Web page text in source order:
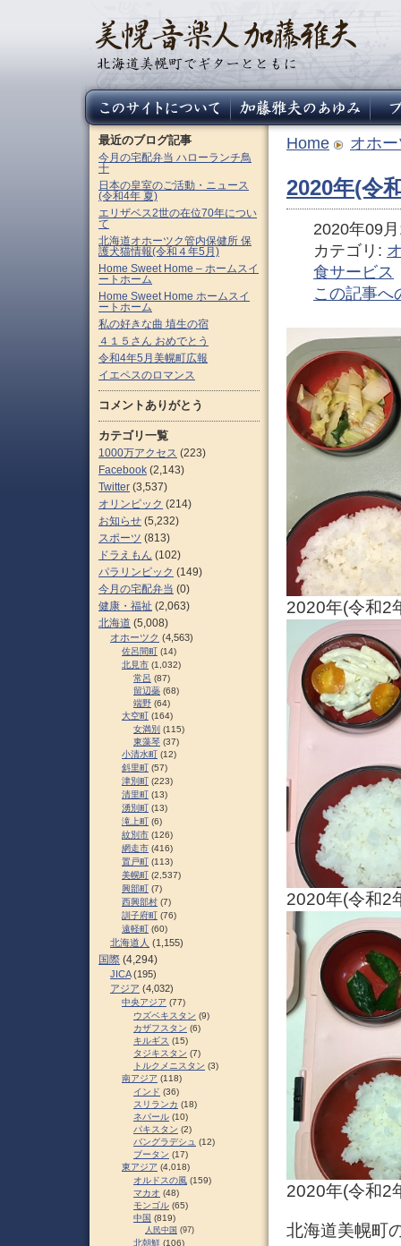
Home オホ
2020年(令
2020年09
カテゴリ:
食サービス
この記事へ
2020年(令和2
2020年(令和2
2020年(令和2
北海道美幌町
最近のブログ記事
今月の宅配弁当 ハローランチ鳥
十
日本の皇室のご活動・ニュース
(令和4年 夏)
エリザベス2世の在位70年につい
て
北海道オホーツク管内保健所 保
護犬猫情報(令和４年5月)
Home Sweet Home – ホームスイ
ートホーム
Home Sweet Home ホームスイ
ートホーム
私の好きな曲 埴生の宿
４１５さん おめでとう
令和4年5月美幌町広報
イエペスのロマンス
コメントありがとう
カテゴリ一覧
1000万アクセス (223)
Facebook (2,143)
Twitter (3,537)
オリンピック (214)
お知らせ (5,232)
スポーツ (813)
ドラえもん (102)
パラリンピック (149)
今月の宅配弁当 (0)
健康・福祉 (2,063)
北海道 (5,008)
オホーツク (4,563)
佐呂間町 (14)
北見市 (1,032)
常呂 (87)
留辺蘂 (68)
端野 (64)
大空町 (164)
女満別 (115)
東藻琴 (37)
小清水町 (12)
斜里町 (57)
津別町 (223)
清里町 (13)
湧別町 (13)
滝上町 (6)
紋別市 (126)
網走市 (416)
置戸町 (113)
美幌町 (2,537)
興部町 (7)
西興部村 (7)
訓子府町 (76)
遠軽町 (60)
北海道人 (1,155)
国際 (4,294)
JICA(195)
アジア (4,032)
中央アジア (77)
ウズベキスタン (9)
カザフスタン (6)
キルギス (15)
タジキスタン (7)
トルクメニスタン (3)
南アジア (118)
インド (36)
スリランカ (18)
ネパール (10)
パキスタン (2)
バングラデシュ (12)
ブータン (17)
東アジア (4,018)
オルドスの風 (159)
マカオ (48)
モンゴル (65)
中国 (819)
人民中国 (97)
北朝鮮 (106)